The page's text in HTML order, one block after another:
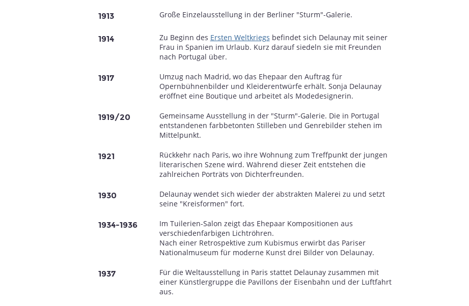
1913 Große Einzelausstellung in der Berliner "Sturm"-Galerie.
1914 Zu Beginn des Ersten Weltkriegs befindet sich Delaunay mit seiner
Frau in Spanien im Urlaub. Kurz darauf siedeln sie mit Freunden
nach Portugal über.
1917
Umzug nach Madrid, wo das Ehepaar den Auftrag für
Opernbühnenbilder und Kleiderentwürfe erhält. Sonja Delaunay
eröffnet eine Boutique und arbeitet als Modedesignerin.
1919/20
Gemeinsame Ausstellung in der "Sturm"-Galerie. Die in Portugal
entstandenen farbbetonten Stilleben und Genrebilder stehen im
Mittelpunkt.
1921
Rückkehr nach Paris, wo ihre Wohnung zum Treffpunkt der jungen
literarischen Szene wird. Während dieser Zeit entstehen die
zahlreichen Porträts von Dichterfreunden.
1930
Delaunay wendet sich wieder der abstrakten Malerei zu und setzt
seine "Kreisformen" fort.
1934-1936
Im Tuilerien-Salon zeigt das Ehepaar Kompositionen aus
verschiedenfarbigen Lichtröhren.
Nach einer Retrospektive zum Kubismus erwirbt das Pariser
Nationalmuseum für moderne Kunst drei Bilder von Delaunay.
1937
Für die Weltausstellung in Paris stattet Delaunay zusammen mit
einer Künstlergruppe die Pavillons der Eisenbahn und der Luftfahrt
aus.